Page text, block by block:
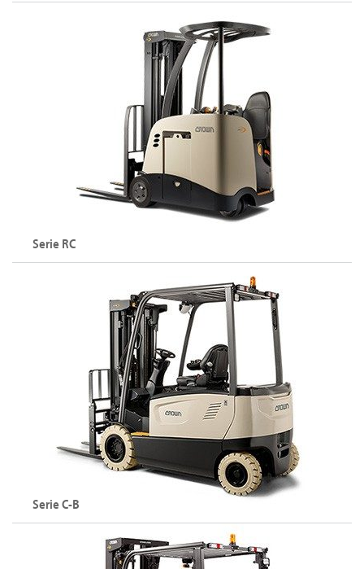
Carrello elevatore a 4 ruote (48 V)
Altezza di sollevamento: fino a 7925 mm
Esplora la serie FC
Serie RC
Carrello elevatore a 3 ruote con operatore in piedi (36 V)
Portata: fino a 1800 kg
Altezza di sollevamento: fino a 7010 mm
Esplora la serie RC
Serie C-B
Carrelli elevatori a 4 ruote (80 V)